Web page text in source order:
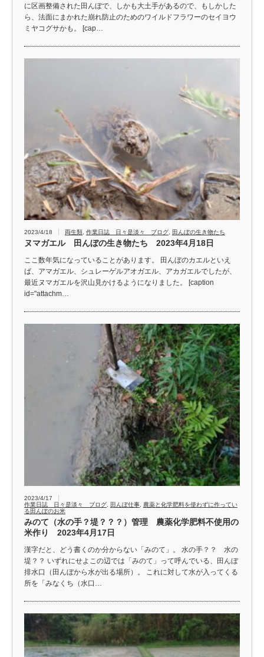
に区画整備された田んぼで、しかも大土手があるので、もしかした
ら、法面にまかれた崩れ防止のためのワイルドフラワーのセイヨウ
ミヤコグサかも。 [cap…
2023/4/18 両生類 作業日誌 日々是淡々 ブログ 田んぼの生き物たち
ヌマガエル 田んぼの生き物たち 2023年4月18日
ここ数年気になっていることがあります。 田んぼのカエルといえ
ば、アマガエル、シュレーゲルアオガエル、アカガエルでしたが、
最近ヌマガエルを沢山見かけるようになりました。 [caption
id="attachm…
2023/4/17
作業日誌 日々是淡々 ブログ
田んぼ仕事
農薬と化学肥料を使わずに作ってい
る田んぼのお米
みのて（水の手？堤？？？）管理 農薬化学肥料不使用の
米作り 2023年4月17日
漢字だと、どう書くのか分からない「みのて」。 水の手？？ 水の
堤？？ いずれにせよこの辺では「みのて」って呼んでいる、田んぼ
排水口（田んぼから水が出る場所）。 これに対して水が入ってくる
所を「みなくち（水口…